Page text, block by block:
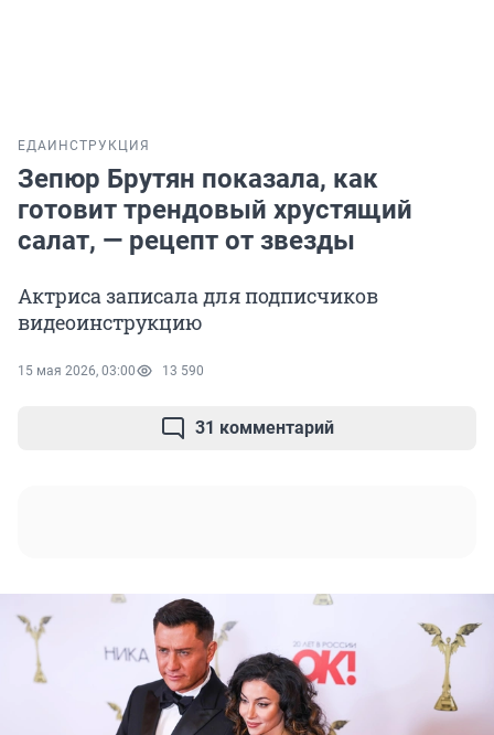
ЕДА ИНСТРУКЦИЯ
Зепюр Брутян показала, как
готовит трендовый хрустящий
салат, — рецепт от звезды
Актриса записала для подписчиков
видеоинструкцию
15 мая 2026, 03:00 13 590
31 комментарий